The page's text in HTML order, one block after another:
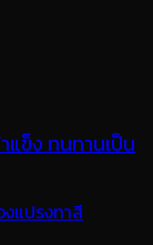
แข็ง ทนทานเป็น